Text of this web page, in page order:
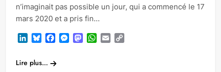
n’imaginait pas possible un jour, qui a commencé le 17
mars 2020 et a pris fin…
LinkedInBlueskyFacebook
Messenger
Mastodon
WhatsApp
Email
Lire plus...